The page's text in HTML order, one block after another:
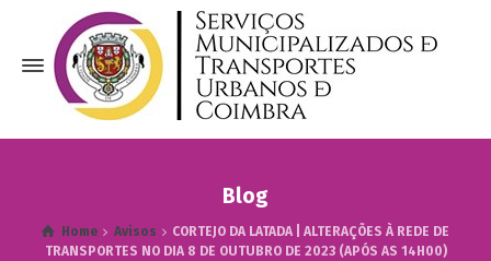
Blog
Home Avisos
CORTEJO DA LATADA | ALTERAÇÕES À REDE DE
TRANSPORTES NO DIA 8 DE OUTUBRO DE 2023 (APÓS AS 14H00)